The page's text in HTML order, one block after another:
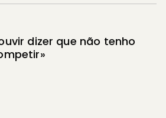
dizer que não tenho